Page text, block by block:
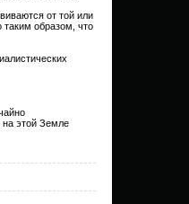
от той или
таким образом, что
на этой Земле